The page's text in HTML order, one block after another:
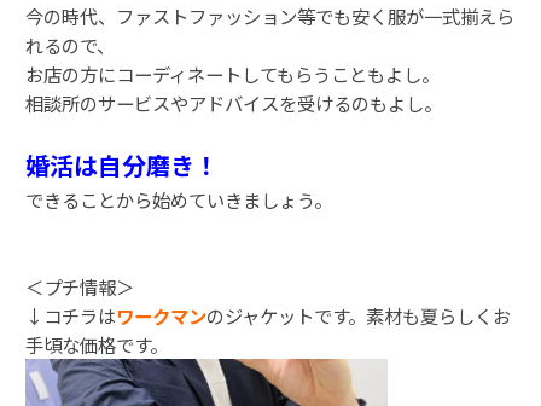
今の時代、ファストファッション等でも安く服が一式揃えら
れるので、
お店の方にコーディネートしてもらうこともよし。
相談所のサービスやアドバイスを受けるのもよし。
婚活は自分磨き！
できることから始めていきましょう。
＜プチ情報＞
↓コチラはワークマンのジャケットです。素材も夏らしくお
手頃な価格です。